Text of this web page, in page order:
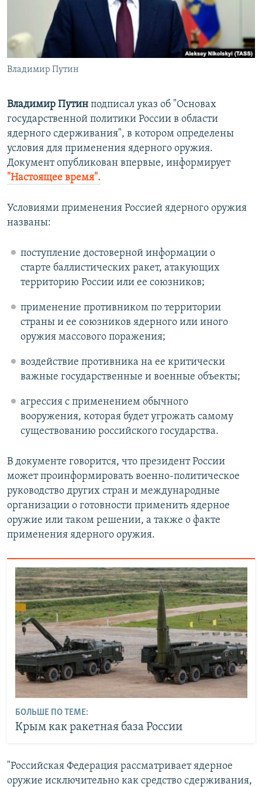
ПОБЕДИТЕЛЕЙ НЕ СУДЯТ?
КРЫМ.НЕПОКОРЕННЫЙ
ELIFBE
УКРАИНСКАЯ ПРОБЛЕМА КРЫМА
ПРИСОЕДИНЯЙТЕСЬ!
Владимир Путин
Владимир Путин подписал указ об "Основах
государственной политики России в области
ядерного сдерживания", в котором определены
условия для применения ядерного оружия.
Документ опубликован впервые, информирует
"Настоящее время".
Условиями применения Россией ядерного оружия
названы:
поступление достоверной информации о
старте баллистических ракет, атакующих
территорию России или ее союзников;
применение противником по территории
страны и ее союзников ядерного или иного
оружия массового поражения;
воздействие противника на ее критически
важные государственные и военные объекты;
агрессия с применением обычного
вооружения, которая будет угрожать самому
существованию российского государства.
В документе говорится, что президент России
может проинформировать военно-политическое
руководство других стран и международные
организации о готовности применить ядерное
оружие или таком решении, а также о факте
применения ядерного оружия.
БОЛЬШЕ ПО ТЕМЕ:
Крым как ракетная база России
"Российская Федерация рассматривает ядерное
оружие исключительно как средство сдерживания,